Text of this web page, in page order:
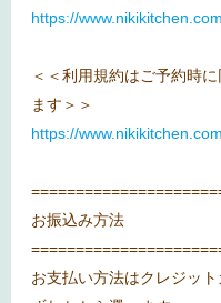
https://
＜＜利用規約はご予約時
ます＞＞
https://
お振込み方法
お支払い方法はクレジッ